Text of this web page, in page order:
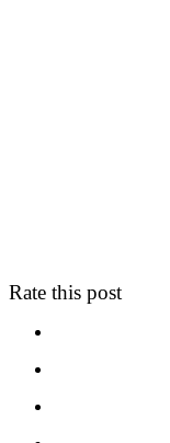
Rate this post